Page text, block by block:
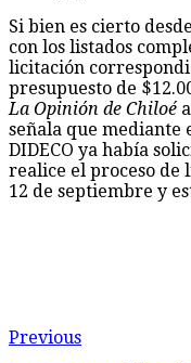
Si bien es cierto
con los listados
licitación
presupuesto de
La Opinión de Chiloé
señala que mediante
DIDECO ya había
realice el proceso de
12 de septiembre y
Previous